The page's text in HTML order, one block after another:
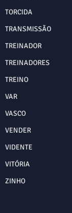
TORCIDA
TRANSMISSÃO
TREINADOR
TREINADORES
TREINO
VAR
VASCO
VENDER
VIDENTE
VITÓRIA
ZINHO